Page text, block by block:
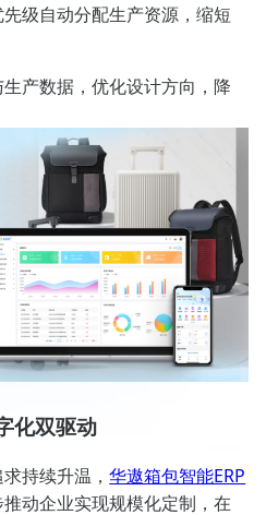
级自动分配生产资源，缩短
产数据，优化设计方向，降
化双驱动
持续升温，华遨箱包智能ERP
动企业实现规模化定制，在